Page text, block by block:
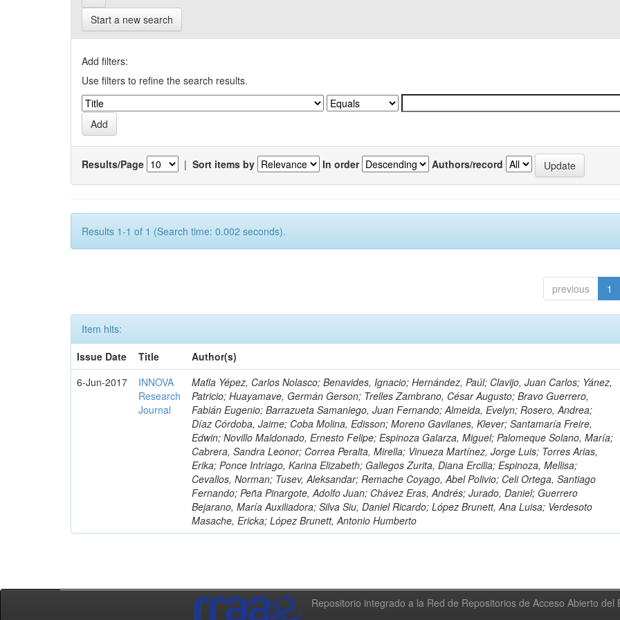
Start a new search
Add filters:
Use filters to refine the search results.
Results/Page | Sort items by In order Authors/record
Results 1-1 of 1 (Search time: 0.002 seconds).
previous 1
Item hits:
Issue Date
Title
Author(s)
6-Jun-2017
INNOVA
Research
Journal
Mafla Yépez, Carlos Nolasco; Benavides, Ignacio; Hernández, Paúl; Clavijo, Juan Carlos; Yánez,
Patricio; Huayamave, Germán Gerson; Trelles Zambrano, César Augusto; Bravo Guerrero,
Fabián Eugenio; Barrazueta Samaniego, Juan Fernando; Almeida, Evelyn; Rosero, Andrea;
Díaz Córdoba, Jaime; Coba Molina, Edisson; Moreno Gavilanes, Klever; Santamaría Freire,
Edwin; Novillo Maldonado, Ernesto Felipe; Espinoza Galarza, Miguel; Palomeque Solano, María;
Cabrera, Sandra Leonor; Correa Peralta, Mirella; Vinueza Martínez, Jorge Luis; Torres Arias,
Erika; Ponce Intriago, Karina Elizabeth; Gallegos Zurita, Diana Ercilia; Espinoza, Mellisa;
Cevallos, Norman; Tusev, Aleksandar; Remache Coyago, Abel Polivio; Celi Ortega, Santiago
Fernando; Peña Pinargote, Adolfo Juan; Chávez Eras, Andrés; Jurado, Daniel; Guerrero
Bejarano, María Auxiliadora; Silva Siu, Daniel Ricardo; López Brunett, Ana Luisa; Verdesoto
Masache, Ericka; López Brunett, Antonio Humberto
Repositorio integrado a la Red de Repositorios de Acceso Abierto del